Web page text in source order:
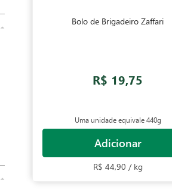
Bolo de Brigadeiro Zaffari
R$ 19,75
Uma unidade equivale440g
Adicionar
R$ 44,90 / kg